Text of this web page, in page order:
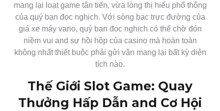
mang lại loạt game tân tiến, vừa lòng thị hiếu phổ thông
của quý bạn đọc nghịch. Với sòng bạc trực đường của
giá xe máy vario, quý bạn đọc nghịch có thể chờ đón
niềm vui and sự hồi hộp của casino mà hoàn toàn
không nhất thiết buộc phải gửi vận mang lại bất kỳ diện
tích nào.
Thế Giới Slot Game: Quay
Thưởng Hấp Dẫn and Cơ Hội